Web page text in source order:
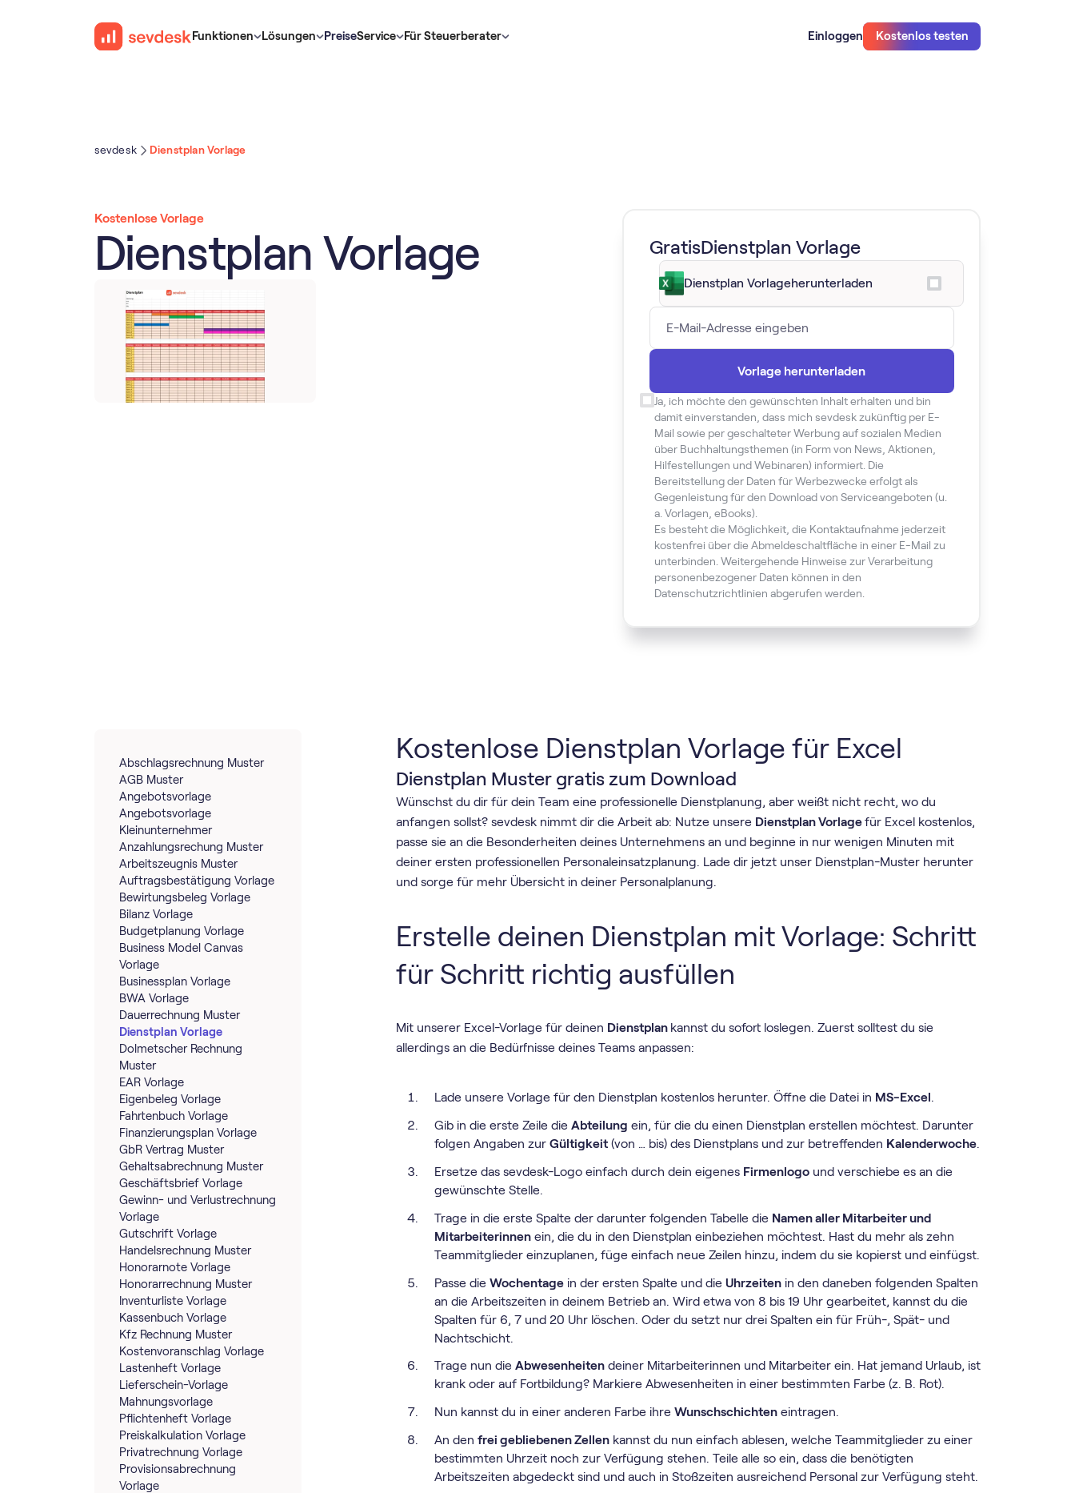
Funktionen Lösungen PreiseService Für Steuerberater Einloggen Kostenlos testen
sevdesk Dienstplan Vorlage
Kostenlose Vorlage
Dienstplan Vorlage GratisDienstplan Vorlage
Dienstplan Vorlageherunterladen
Ja, ich möchte den gewünschten Inhalt erhalten und bin
damit einverstanden, dass mich sevdesk zukünftig per E-
Mail sowie per geschalteter Werbung auf sozialen Medien
über Buchhaltungsthemen (in Form von News, Aktionen,
Hilfestellungen und Webinaren) informiert. Die
Bereitstellung der Daten für Werbezwecke erfolgt als
Gegenleistung für den Download von Serviceangeboten (u.
a. Vorlagen, eBooks).
Es besteht die Möglichkeit, die Kontaktaufnahme jederzeit
kostenfrei über die Abmeldeschaltfläche in einer E-Mail zu
unterbinden. Weitergehende Hinweise zur Verarbeitung
personenbezogener Daten können in den
Datenschutzrichtlinien abgerufen werden.
Abschlagsrechnung Muster
AGB Muster
Angebotsvorlage
Angebotsvorlage
Kleinunternehmer
Anzahlungsrechung Muster
Arbeitszeugnis Muster
Auftragsbestätigung Vorlage
Bewirtungsbeleg Vorlage
Bilanz Vorlage
Budgetplanung Vorlage
Business Model Canvas
Vorlage
Businessplan Vorlage
BWA Vorlage
Dauerrechnung Muster
Dienstplan Vorlage
Dolmetscher Rechnung
Muster
EAR Vorlage
Eigenbeleg Vorlage
Fahrtenbuch Vorlage
Finanzierungsplan Vorlage
GbR Vertrag Muster
Gehaltsabrechnung Muster
Geschäftsbrief Vorlage
Gewinn- und Verlustrechnung
Vorlage
Gutschrift Vorlage
Handelsrechnung Muster
Honorarnote Vorlage
Honorarrechnung Muster
Inventurliste Vorlage
Kassenbuch Vorlage
Kfz Rechnung Muster
Kostenvoranschlag Vorlage
Lastenheft Vorlage
Lieferschein-Vorlage
Mahnungsvorlage
Pflichtenheft Vorlage
Preiskalkulation Vorlage
Privatrechnung Vorlage
Provisionsabrechnung
Vorlage
Kostenlose Dienstplan Vorlage für Excel
Dienstplan Muster gratis zum Download
Wünschst du dir für dein Team eine professionelle Dienstplanung, aber weißt nicht recht, wo du
anfangen sollst? sevdesk nimmt dir die Arbeit ab: Nutze unsere Dienstplan Vorlagefür Excel kostenlos,
passe sie an die Besonderheiten deines Unternehmens an und beginne in nur wenigen Minuten mit
deiner ersten professionellen Personaleinsatzplanung. Lade dir jetzt unser Dienstplan-Muster herunter
und sorge für mehr Übersicht in deiner Personalplanung.
Erstelle deinen Dienstplan mit Vorlage: Schritt
für Schritt richtig ausfüllen
Mit unserer Excel-Vorlage für deinen Dienstplan kannst du sofort loslegen. Zuerst solltest du sie
allerdings an die Bedürfnisse deines Teams anpassen:
Lade unsere Vorlage für den Dienstplan kostenlos herunter. Öffne die Datei in MS-Excel.
Gib in die erste Zeile die Abteilung ein, für die du einen Dienstplan erstellen möchtest. Darunter
folgen Angaben zur Gültigkeit(von … bis) des Dienstplans und zur betreffenden Kalenderwoche.
Ersetze das sevdesk-Logo einfach durch dein eigenes Firmenlogound verschiebe es an die
gewünschte Stelle.
Trage in die erste Spalte der darunter folgenden Tabelle die Namen aller Mitarbeiter und
Mitarbeiterinnenein, die du in den Dienstplan einbeziehen möchtest. Hast du mehr als zehn
Teammitglieder einzuplanen, füge einfach neue Zeilen hinzu, indem du sie kopierst und einfügst.
Passe die Wochentagein der ersten Spalte und die Uhrzeitenin den daneben folgenden Spalten
an die Arbeitszeiten in deinem Betrieb an. Wird etwa von 8 bis 19 Uhr gearbeitet, kannst du die
Spalten für 6, 7 und 20 Uhr löschen. Oder du setzt nur drei Spalten ein für Früh-, Spät- und
Nachtschicht.
Trage nun die Abwesenheitendeiner Mitarbeiterinnen und Mitarbeiter ein. Hat jemand Urlaub, ist
krank oder auf Fortbildung? Markiere Abwesenheiten in einer bestimmten Farbe (z. B. Rot).
Nun kannst du in einer anderen Farbe ihre Wunschschichteneintragen.
An den frei gebliebenen Zellenkannst du nun einfach ablesen, welche Teammitglieder zu einer
bestimmten Uhrzeit noch zur Verfügung stehen. Teile alle so ein, dass die benötigten
Arbeitszeiten abgedeckt sind und auch in Stoßzeiten ausreichend Personal zur Verfügung steht.